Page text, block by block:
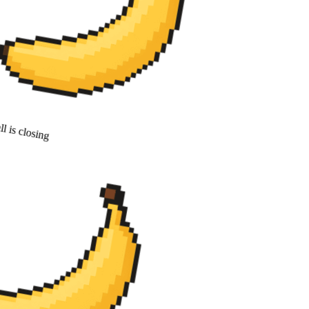
is closing